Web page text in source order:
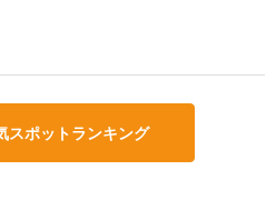
スポットランキング